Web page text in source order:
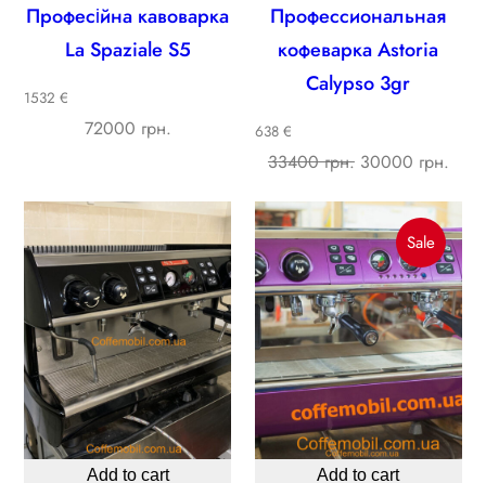
Професійна кавоварка
La Spaziale S5
1532 €
72000 грн.
Профессиональная
кофеварка Astoria
Calypso 3gr
638 €
33400 грн. Original
33400 ₴.
30000 грн.
is:
Add to cart
SaleProduct
On
Sale
Add to cart